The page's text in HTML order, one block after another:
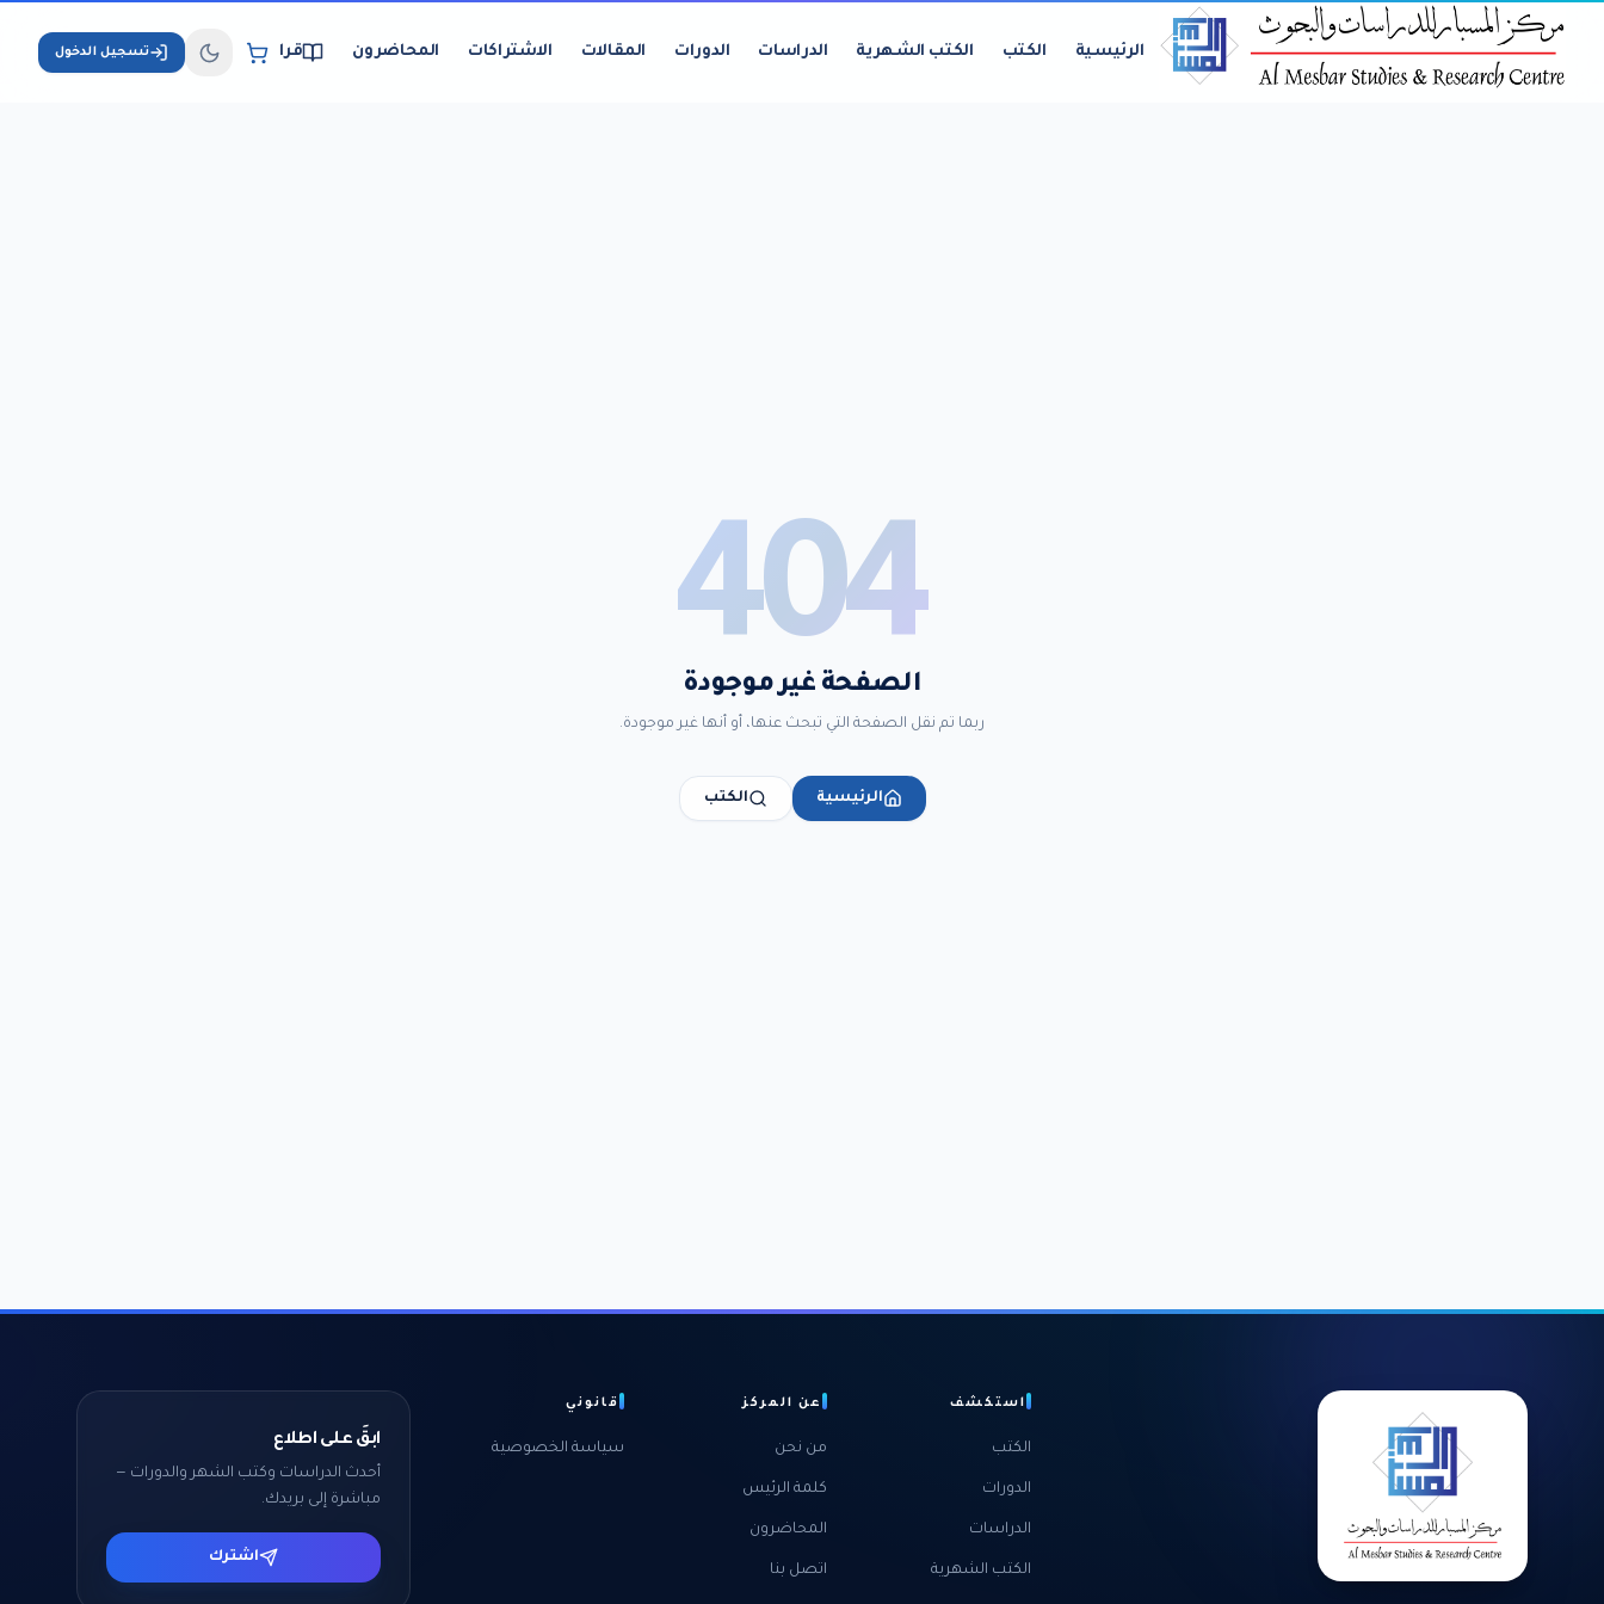
الرئيسية الكتب الكتب الشهرية الدراسات الدورات المقالات الاشتراكات المحاضرون قراءة الكتب الإلكترونيةتسجيل الدخول
404
الصفحة غير موجودة
ربما تم نقل الصفحة التي تبحث عنها، أو أنها غير موجودة.
الرئيسية الكتب
استكشف
الكتب
الدورات
الدراسات
الكتب الشهرية
عن المركز
من نحن
كلمة الرئيس
المحاضرون
اتصل بنا
قانوني
سياسة الخصوصية
ابقَ على اطلاع
أحدث الدراسات وكتب الشهر والدورات —
مباشرة إلى بريدك.
اشترك